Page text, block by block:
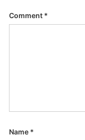
Comment *
Name *